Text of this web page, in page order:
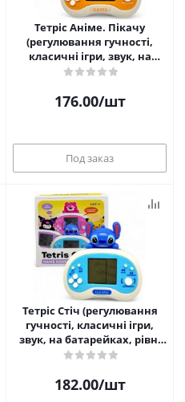
Тетріс Аніме. Пікачу
(регулювання гучності,
класичні ігри, звук, на
батарейках, рівні
EC888-4D
176.00/шт
Под заказ
Тетріс Стіч (регулювання
гучності, класичні ігри,
звук, на батарейках, рівні
складності) MIC EC888-4A
182.00/шт